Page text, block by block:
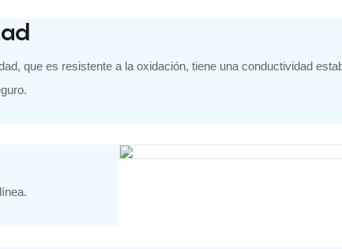
que es resistente a la oxidación, tiene una conductividad